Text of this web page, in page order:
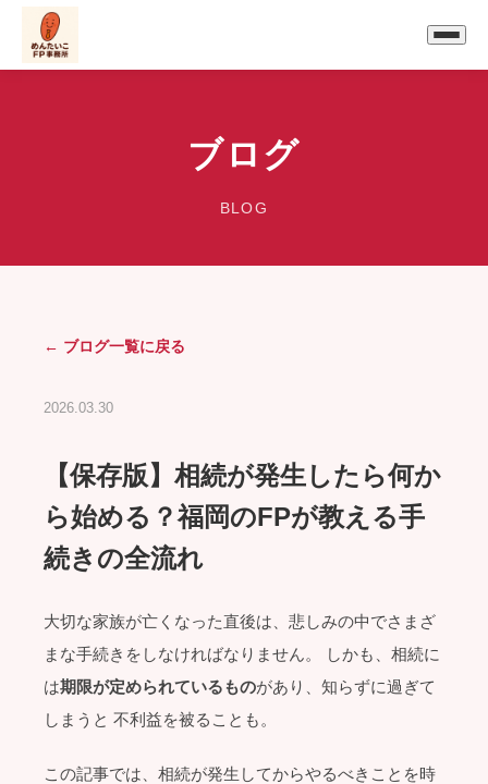
ブログ
BLOG
← ブログ一覧に戻る
2026.03.30
【保存版】相続が発生したら何か
ら始める？福岡のFPが教える手
続きの全流れ
大切な家族が亡くなった直後は、悲しみの中でさまざ
まな手続きをしなければなりません。 しかも、相続に
は期限が定められているものがあり、知らずに過ぎて
しまうと 不利益を被ることも。
この記事では、相続が発生してからやるべきことを時